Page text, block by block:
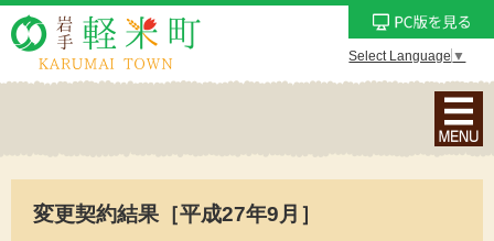
Select Language ▼
ナ
ビ
変更契約結果［平成27年9月］